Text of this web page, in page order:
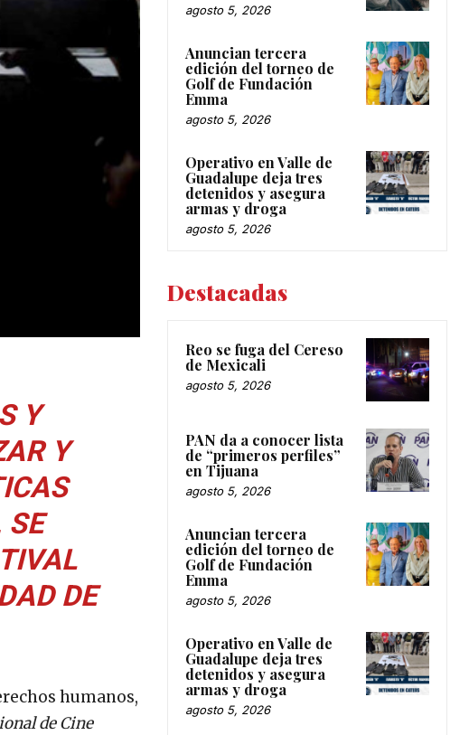
Y
Y
SE
DE
humanos,
de Cine
agosto 5, 2026
Anuncian tercera
edición del torneo de
Golf de Fundación
Emma
agosto 5, 2026
Operativo en Valle de
Guadalupe deja tres
detenidos y asegura
armas y droga
agosto 5, 2026
Destacadas
Reo se fuga del Cereso
de Mexicali
agosto 5, 2026
PAN da a conocer lista
de “primeros perfiles”
en Tijuana
agosto 5, 2026
Anuncian tercera
edición del torneo de
Golf de Fundación
Emma
agosto 5, 2026
Operativo en Valle de
Guadalupe deja tres
detenidos y asegura
armas y droga
agosto 5, 2026